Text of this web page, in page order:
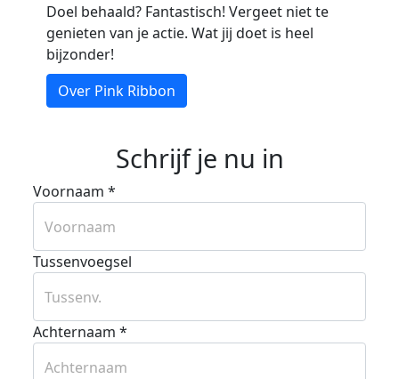
Doel behaald? Fantastisch! Vergeet niet te
genieten van je actie. Wat jij doet is heel
bijzonder!
Over Pink Ribbon
Schrijf je nu in
Voornaam *
Tussenvoegsel
Achternaam *